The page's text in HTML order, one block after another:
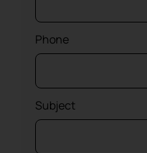
Phone
Subject